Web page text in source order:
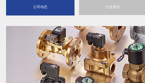
公司动态 行业资讯